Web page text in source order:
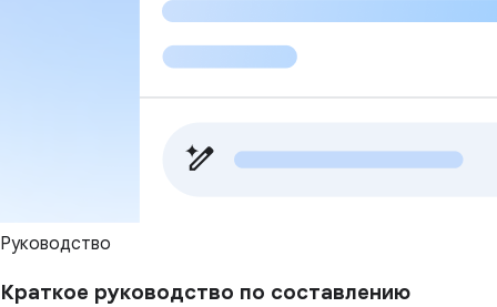
Руководство
Краткое руководство по составлению